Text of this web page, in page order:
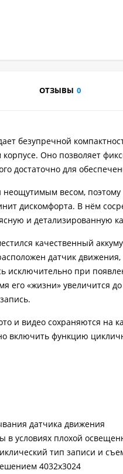
ОТЗЫВЫ 0
безупречной
Оно позволяет
достаточно для
неощутимым весом,
дискомфорта. В нём
и детализированную
качественный
датчик
исключительно при
его «жизни» увеличится
и видео сохраняются на
включить функцию
датчика движения
в условиях плохой
тип записи и
4032х3024